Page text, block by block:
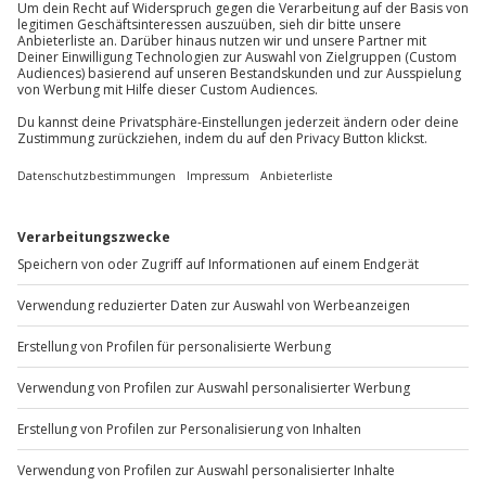
Kinder im Zimmer der Eltern (kostenfrei bis 2
Jahre)
Parkplatz
Mo-Fr: 8-20 Uhr | Sa: 10-16 Uhr
Du möchtest als Firma bestellen?
Sichere Dir attraktive Firmenkunden Vorteile.
+49 89 / 60 60 89 700
b2b@jochen-schweizer.de
www.b2b.jochen-schweizer.de/
Artikelnummer:65294
Andere Produkte entdecken